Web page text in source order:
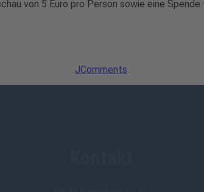
von 5 Euro pro Person sowie eine
JComments